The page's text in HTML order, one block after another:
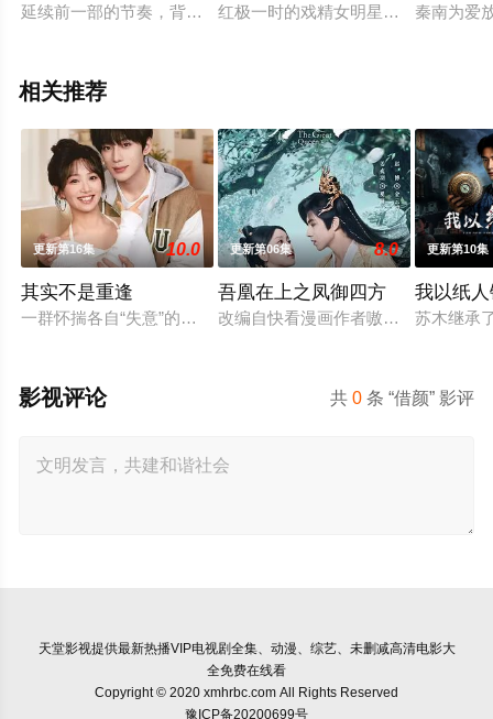
延续前一部的节奏，背景同样设定在电视台，不过这次将更深
红极一时的戏精女明星女主虞嫣做梦
秦南为爱
相关推荐
更新第16集 10.0
其实不是重逢
一群怀揣各自“失意”的年轻人，在沿海小城南安相遇相知，他
更新第06集 8.0
吾凰在上之凤御四方
改编自快看漫画作者嗷小泽的独家连
更新第10集
我以纸
苏木继承
共0 条 “借颜” 影评
影视评论
天堂影视提供最新热播VIP电视剧全集、动漫、综艺、未删减高清电影大
全免费在线看
Copyright © 2020 xmhrbc.com All Rights Reserved
豫ICP备20200699号